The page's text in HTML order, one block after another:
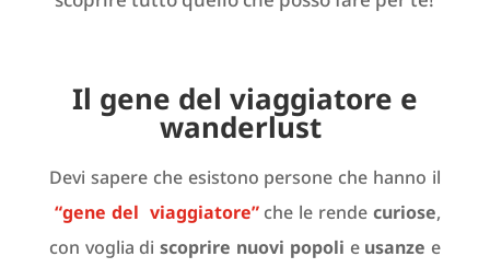
Il gene del viaggiatore e
wanderlust
Devi sapere che esistono persone che hanno il
“gene del viaggiatore”che le rendecuriose,
con voglia discoprire nuovi popoli e usanze e